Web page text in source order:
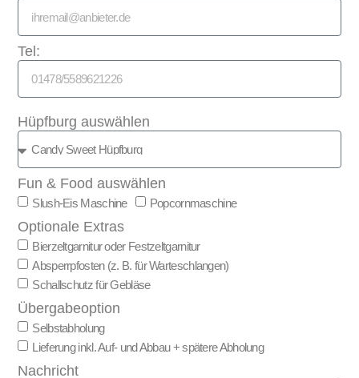
Tel:
Hüpfburg auswählen
Fun & Food auswählen
Slush-Eis Maschine Popcornmaschine
Optionale Extras
Bierzeltgarnitur oder Festzeltgarnitur
Absperrpfosten (z. B. für Warteschlangen)
Schallschutz für Gebläse
Übergabeoption
Selbstabholung
Lieferung inkl. Auf- und Abbau + spätere Abholung
Nachricht